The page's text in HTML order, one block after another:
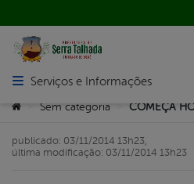
Abrir menu principal de
Serviços e Informações
Você está aqui:
Sem categoria COMEÇA
publicado: 03/11/2014 13h23,
última modificação: 03/11/2014 13h23